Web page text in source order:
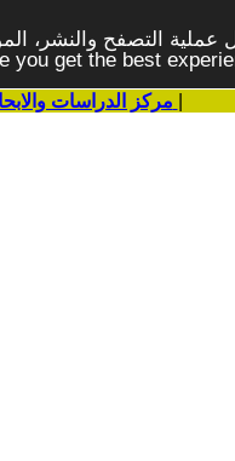
عملية التصفح والنشر،
you get the best